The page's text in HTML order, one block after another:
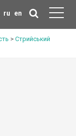
ru en
> Стрийський